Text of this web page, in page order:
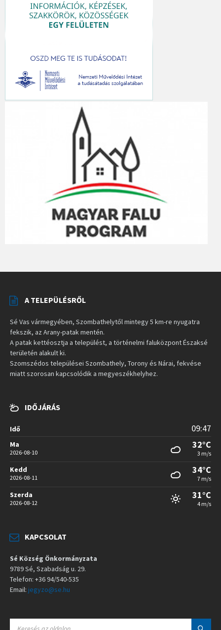
A TELEPÜLÉSRŐL
Sé Vas vármegyében, Szombathelytől mintegy 5 km-re nyugatra
fekszik, az Arany-patak mentén.
A patak kettéosztja a települést, a történelmi faluközpont Északsé
területén alakult ki.
Szomszédos települései Szombathely, Torony és Nárai, fekvése
miatt szorosan kapcsolódik a megyeszékhelyhez.
IDŐJÁRÁS
Idő 09:47
Ma
2026-08-10
32°C
3 m/s
Kedd
2026-08-11
34°C
7 m/s
Szerda
2026-08-12
31°C
4 m/s
KAPCSOLAT
Sé Község Önkormányzata
9789 Sé, Szabadság u. 29.
Telefon: +36 94/540-535
Email: jegyzo@se.hu